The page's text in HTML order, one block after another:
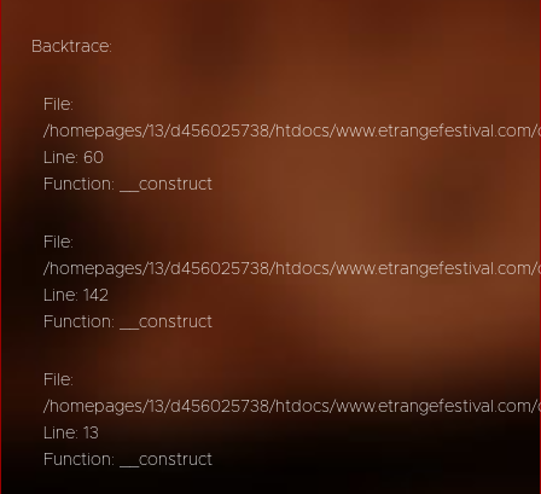
Backtrace:
File:
/homepages/13/d456025738/htdocs/
Line: 60
Function: __construct
File:
/homepages/13/d456025738/htdocs/
Line: 142
Function: __construct
File:
/homepages/13/d456025738/htdocs/
Line: 13
Function: __construct